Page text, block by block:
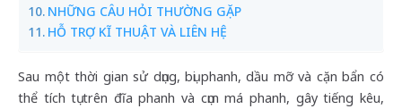
NHỮNG CÂU HỎI THƯỜNG GẶP
HỖ TRỢ KĨ THUẬT VÀ LIÊN HỆ
Sau một thời gian sử dụng, bụi phanh, dầu mỡ và cặn bẩn có
thể tích tụ trên đĩa phanh và cụm má phanh, gây tiếng kêu,